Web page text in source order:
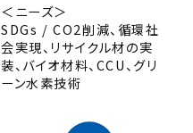
＜ニーズ＞
SDGs / CO2削減、循環社
会実現、リサイクル材の実
装、バイオ材料、CCU、グリ
ーン水素技術